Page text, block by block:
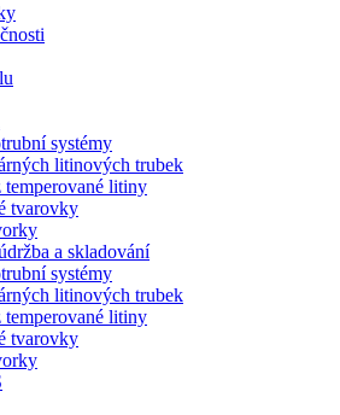
systémy
litinových trubek
litiny
tvarovky
a skladování
systémy
litinových trubek
litiny
tvarovky